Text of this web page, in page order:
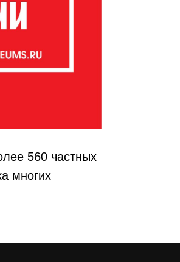
560 частных
многих